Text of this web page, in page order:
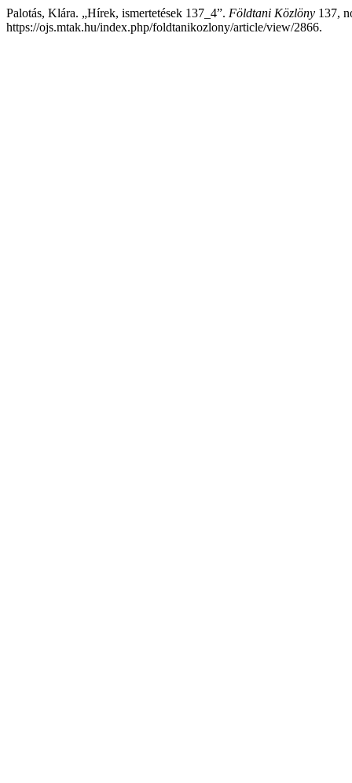
Palotás, Klára. „Hírek, ismertetések 137_4”. Földtani Közlöny 137,
https://ojs.mtak.hu/index.php/foldtanikozlony/article/view/2866.